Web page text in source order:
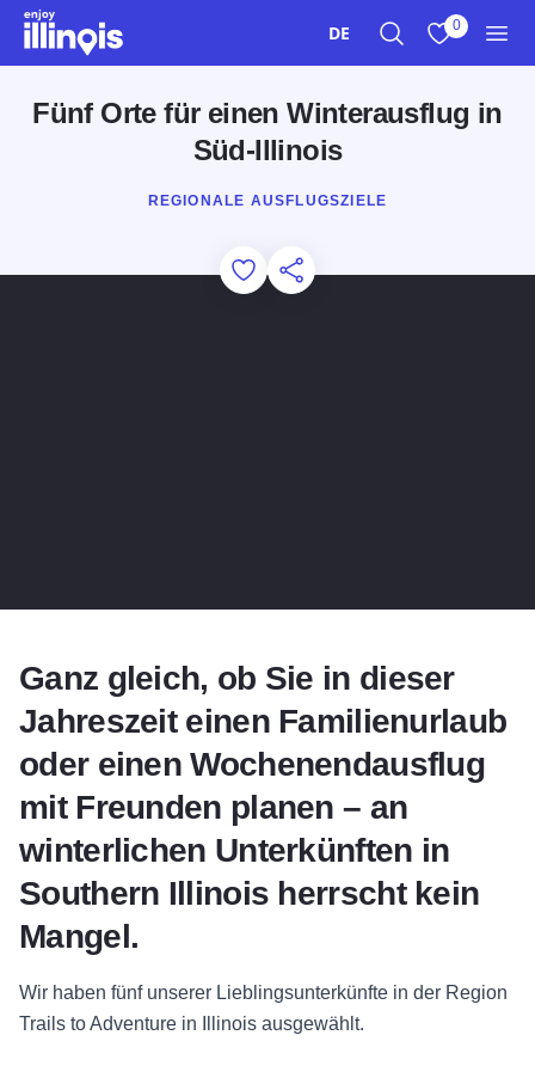
Zum Hauptinhalt springen
DE 0
Fünf Orte für einen Winterausflug in
Süd-Illinois
REGIONALE AUSFLUGSZIELE
Add to Favorites
Diese Seite teilen
Ganz gleich, ob Sie in dieser
Jahreszeit einen Familienurlaub
oder einen Wochenendausflug
mit Freunden planen – an
winterlichen Unterkünften in
Southern Illinois herrscht kein
Mangel.
Wir haben fünf unserer Lieblingsunterkünfte in der Region
Trails to Adventure in Illinois ausgewählt.